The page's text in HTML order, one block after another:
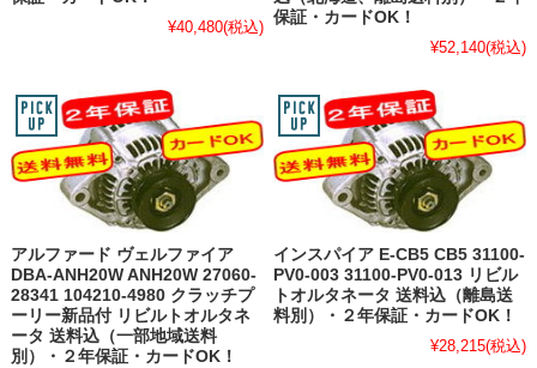
¥40,480(税込)
保証・カードOK！
¥52,140(税込)
アルファード ヴェルファイア
DBA-ANH20W ANH20W 27060-
28341 104210-4980 クラッチプ
ーリー新品付 リビルトオルタネ
ータ 送料込（一部地域送料
別）・２年保証・カードOK！
インスパイア E-CB5 CB5 31100-
PV0-003 31100-PV0-013 リビル
トオルタネータ 送料込（離島送
料別）・２年保証・カードOK！
¥28,215(税込)